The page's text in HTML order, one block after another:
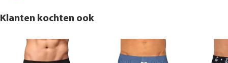
Klanten kochten ook